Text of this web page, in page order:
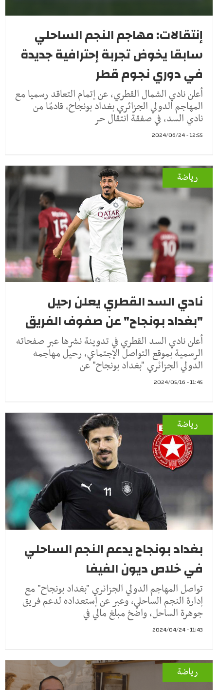
إنتقالات: مهاجم النجم الساحلي
سابقا يخوض تجربة إحترافية جديدة
في دوري نجوم قطر
أعلن نادي الشمال القطري، عن إتمام التعاقد رسميا مع
المهاجم الدولي الجزائري بغداد بونجاح، قادمًا من
نادي السد، في صفقة انتقال حر
12:55 - 2024/06/24
رياضة
نادي السد القطري يعلن رحيل
"بغداد بونجاح" عن صفوف الفريق
أعلن نادي السد القطري في تدوينة نشرها عبر صفحاته
الرسمية بموقع التواصل الإجتماعي، رحيل مهاجمه
الدولي الجزائري "بغداد بونجاح" عن
11:45 - 2024/05/16
رياضة
بغداد بونجاح يدعم النجم الساحلي
في خلاص ديون الفيفا
تواصل المهاجم الدولي الجزائري "بغداد بونجاح" مع
إدارة النجم الساحلي، وعبر عن إستعداده لدعم فريق
جوهرة الساحل، واضخ مبلغ مالي في
11:43 - 2024/04/24
رياضة